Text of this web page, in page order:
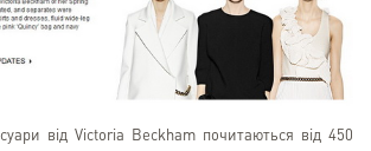
від Victoria Beckham почитаються від 450